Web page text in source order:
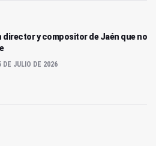
director y compositor de Jaén que no
DE JULIO DE 2026